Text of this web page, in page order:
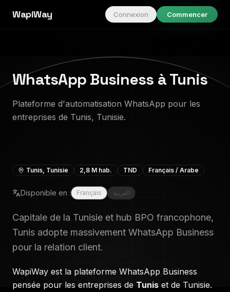
WapiWay Connexion Commencer
WhatsApp Business à Tunis
Plateforme d'automatisation WhatsApp pour les
entreprises de Tunis, Tunisie.
Tunis, Tunisie 2,8 M hab. TND Français / Arabe
Disponible en : Français العربية
Capitale de la Tunisie et hub BPO francophone,
Tunis adopte massivement WhatsApp Business
pour la relation client.
WapiWay est la plateforme WhatsApp Business
pensée pour les entreprises de Tunis et de Tunisie.